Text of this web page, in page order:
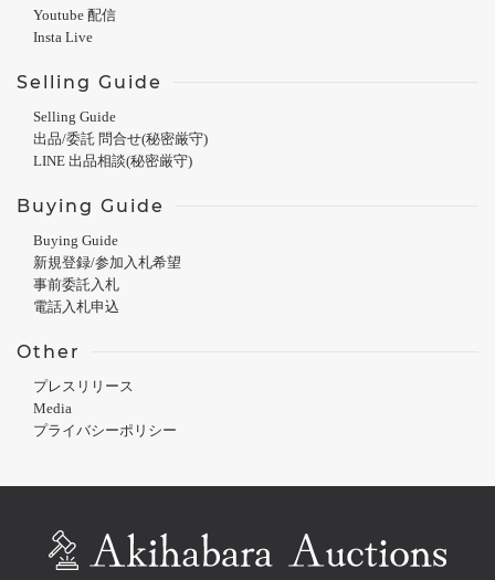
Youtube 配信
Insta Live
Selling Guide
Selling Guide
出品/委託 問合せ(秘密厳守)
LINE 出品相談(秘密厳守)
Buying Guide
Buying Guide
新規登録/参加入札希望
事前委託入札
電話入札申込
Other
プレスリリース
Media
プライバシーポリシー